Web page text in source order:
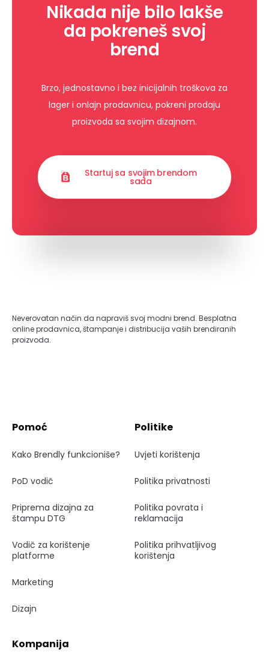
Nikada nije bilo lakše
da pokreneš svoj
brend
Brzo, jednostavno i bez inicijalnih troškova za
lager i onlajn prodavnicu, pokreni prodaju
proizvoda sa svojim dizajnom.
Startuj sa svojim brendom
sada
Neverovatan način da napraviš svoj modni brend. Besplatna
online prodavnica, štampanje i distribucija vaših brendiranih
proizvoda.
Pomoć
Kako Brendly funkcioniše?
PoD vodič
Priprema dizajna za
štampu DTG
Vodič za korištenje
platforme
Marketing
Dizajn
Politike
Uvjeti korištenja
Politika privatnosti
Politika povrata i
reklamacija
Politika prihvatljivog
korištenja
Kompanija